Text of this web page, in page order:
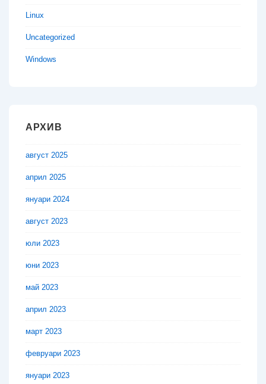
Linux
Uncategorized
Windows
АРХИВ
август 2025
април 2025
януари 2024
август 2023
юли 2023
юни 2023
май 2023
април 2023
март 2023
февруари 2023
януари 2023